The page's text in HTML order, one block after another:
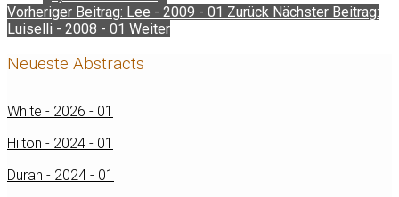
Vorheriger Beitrag: Lee - 2009 - 01 Zurück Nächster Beitrag:
Luiselli - 2008 - 01 Weiter
Neueste Abstracts
White - 2026 - 01
Hilton - 2024 - 01
Duran - 2024 - 01